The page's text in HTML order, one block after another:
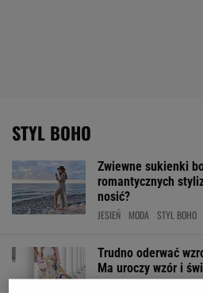
STYL BOHO
Zwiewne sukienki
romantycznych
nosić?
JESIEŃ MODA STYL BOHO
Trudno oderwać
Ma uroczy wzór i